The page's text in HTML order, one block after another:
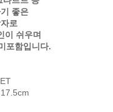
좋은
로
이 쉬우며
포함입니다.